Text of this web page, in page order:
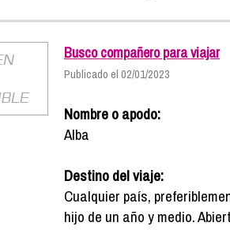
Busco compañero para viajar
Publicado el 02/01/2023
Nombre o apodo:
Alba
Destino del viaje:
Cualquier país,
hijo de un año y medio.